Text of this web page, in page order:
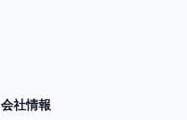
会社情報